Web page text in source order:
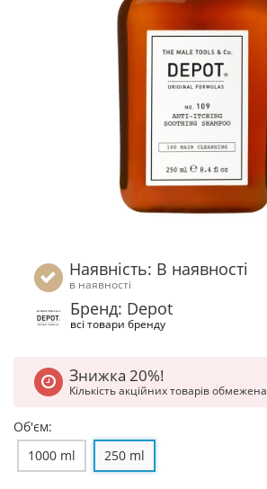
Наявність: В наявності
в наявності
Бренд: Depot
всі товари бренду
Знижка 20%!
Кількість акційних товарів обмежена
Об'єм:
1000 ml
250 ml